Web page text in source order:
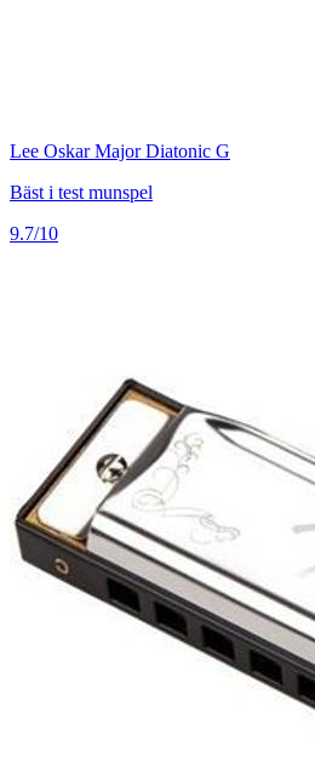
Lee Oskar Major Diatonic G
Bäst i test munspel
9.7/10